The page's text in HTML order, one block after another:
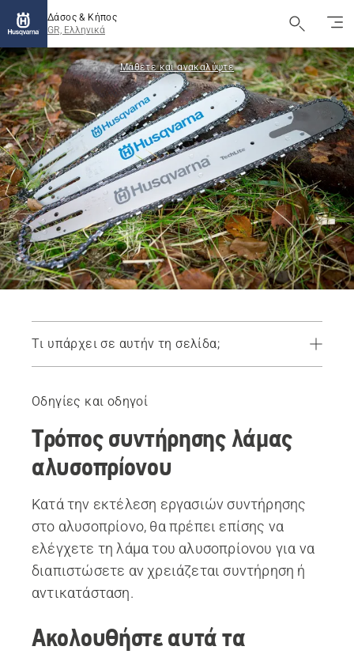
Δάσος & Κήπος
GR, Ελληνικά
Μάθετε και ανακαλύψτε
Τι υπάρχει σε αυτήν τη σελίδα;
Οδηγίες και οδηγοί
Τρόπος συντήρησης λάμας
αλυσοπρίονου
Κατά την εκτέλεση εργασιών συντήρησης
στο αλυσοπρίονο, θα πρέπει επίσης να
ελέγχετε τη λάμα του αλυσοπρίονου για να
διαπιστώσετε αν χρειάζεται συντήρηση ή
αντικατάσταση.
Ακολουθήστε αυτά τα